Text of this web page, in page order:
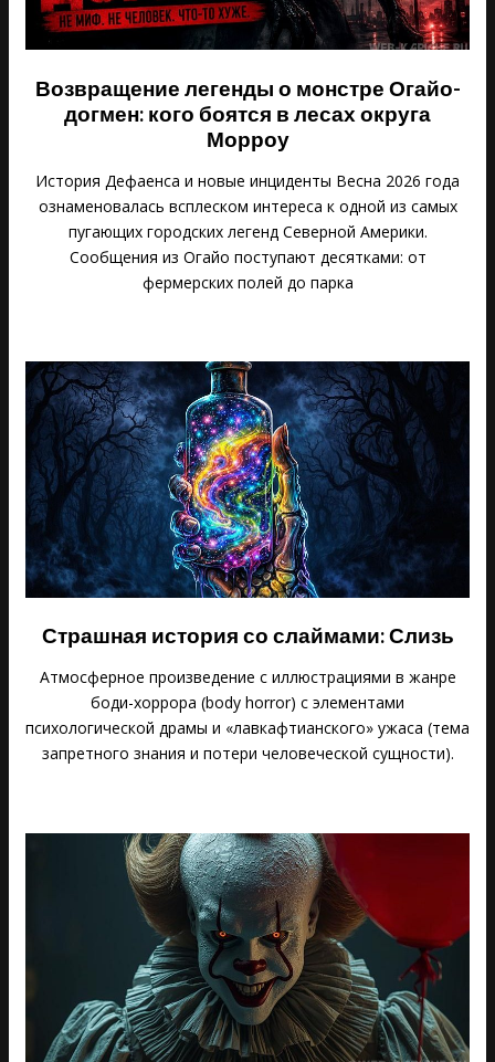
Возвращение легенды о монстре Огайо-
догмен: кого боятся в лесах округа
Морроу
История Дефаенса и новые инциденты Весна 2026 года
ознаменовалась всплеском интереса к одной из самых
пугающих городских легенд Северной Америки.
Сообщения из Огайо поступают десятками: от
фермерских полей до парка
Страшная история со слаймами: Слизь
Атмосферное произведение с иллюстрациями в жанре
боди-хоррора (body horror) с элементами
психологической драмы и «лавкафтианского» ужаса (тема
запретного знания и потери человеческой сущности).